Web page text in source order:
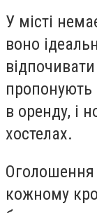
У місті
воно
пропонують
в оренду, і
хостелах.
кожному